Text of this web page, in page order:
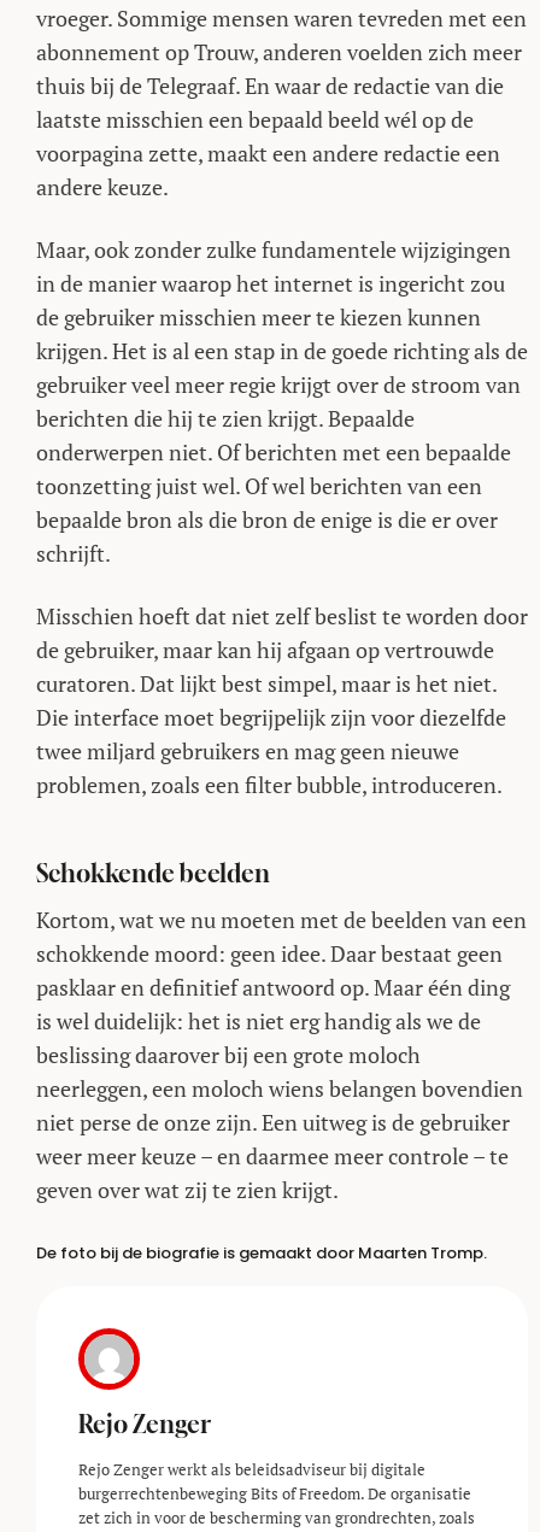
vroeger. Sommige mensen waren tevreden met een
abonnement op Trouw, anderen voelden zich meer
thuis bij de Telegraaf. En waar de redactie van die
laatste misschien een bepaald beeld wél op de
voorpagina zette, maakt een andere redactie een
andere keuze.
Maar, ook zonder zulke fundamentele wijzigingen
in de manier waarop het internet is ingericht zou
de gebruiker misschien meer te kiezen kunnen
krijgen. Het is al een stap in de goede richting als de
gebruiker veel meer regie krijgt over de stroom van
berichten die hij te zien krijgt. Bepaalde
onderwerpen niet. Of berichten met een bepaalde
toonzetting juist wel. Of wel berichten van een
bepaalde bron als die bron de enige is die er over
schrijft.
Misschien hoeft dat niet zelf beslist te worden door
de gebruiker, maar kan hij afgaan op vertrouwde
curatoren. Dat lijkt best simpel, maar is het niet.
Die interface moet begrijpelijk zijn voor diezelfde
twee miljard gebruikers en mag geen nieuwe
problemen, zoals een filter bubble, introduceren.
Schokkende beelden
Kortom, wat we nu moeten met de beelden van een
schokkende moord: geen idee. Daar bestaat geen
pasklaar en definitief antwoord op. Maar één ding
is wel duidelijk: het is niet erg handig als we de
beslissing daarover bij een grote moloch
neerleggen, een moloch wiens belangen bovendien
niet perse de onze zijn. Een uitweg is de gebruiker
weer meer keuze – en daarmee meer controle – te
geven over wat zij te zien krijgt.
De foto bij de biografie is gemaakt door Maarten Tromp.
Rejo Zenger
Rejo Zenger werkt als beleidsadviseur bij digitale
burgerrechtenbeweging Bits of Freedom. De organisatie
zet zich in voor de bescherming van grondrechten, zoals